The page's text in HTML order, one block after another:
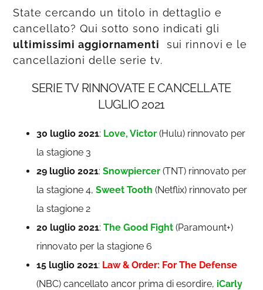
State cercando un titolo in dettaglio e
cancellato?Qui sotto sono indicati gli
ultimissimi aggiornamenti sui rinnovi e le
cancellazioni delle serie tv.
SERIE TV RINNOVATE E CANCELLATE
LUGLIO 2021
30 luglio 2021: Love, Victor (Hulu) rinnovato per
la stagione 3
29 luglio 2021:Snowpiercer (TNT) rinnovato per
la stagione 4,Sweet Tooth (Netflix) rinnovato per
la stagione 2
20 luglio 2021:The Good Fight (Paramount+)
rinnovato per la stagione 6
15 luglio 2021: Law & Order: For The Defense
(NBC) cancellato ancor prima di esordire, iCarly